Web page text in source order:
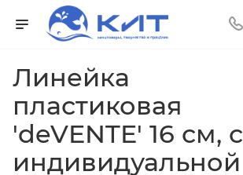
Линейка
пластиковая
'deVENTE' 16 см, с
индивидуальной